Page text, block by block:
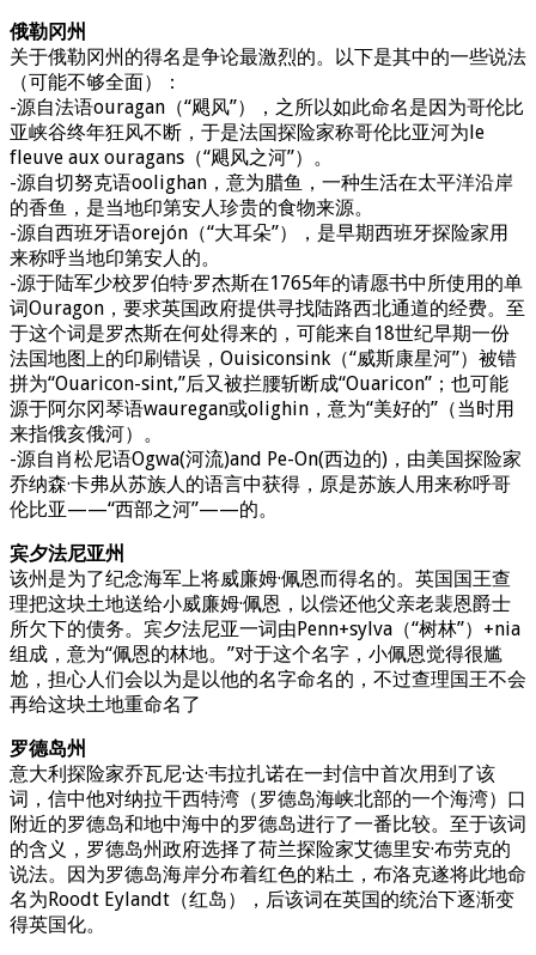
俄勒冈州
关于俄勒冈州的得名是争论最激烈的。以下是其中的一些说法
（可能不够全面）：
-源自法语ouragan（“飓风”），之所以如此命名是因为哥伦比
亚峡谷终年狂风不断，于是法国探险家称哥伦比亚河为le
fleuve aux ouragans（“飓风之河”）。
-源自切努克语oolighan，意为腊鱼，一种生活在太平洋沿岸
的香鱼，是当地印第安人珍贵的食物来源。
-源自西班牙语orejón（“大耳朵”），是早期西班牙探险家用
来称呼当地印第安人的。
-源于陆军少校罗伯特·罗杰斯在1765年的请愿书中所使用的单
词Ouragon，要求英国政府提供寻找陆路西北通道的经费。至
于这个词是罗杰斯在何处得来的，可能来自18世纪早期一份
法国地图上的印刷错误，Ouisiconsink（“威斯康星河”）被错
拼为“Ouaricon-sint,”后又被拦腰斩断成“Ouaricon”；也可能
源于阿尔冈琴语wauregan或olighin，意为“美好的”（当时用
来指俄亥俄河）。
-源自肖松尼语Ogwa(河流)and Pe-On(西边的)，由美国探险家
乔纳森·卡弗从苏族人的语言中获得，原是苏族人用来称呼哥
伦比亚——“西部之河”——的。
宾夕法尼亚州
该州是为了纪念海军上将威廉姆·佩恩而得名的。英国国王查
理把这块土地送给小威廉姆·佩恩，以偿还他父亲老裴恩爵士
所欠下的债务。宾夕法尼亚一词由Penn+sylva（“树林”）+nia
组成，意为“佩恩的林地。”对于这个名字，小佩恩觉得很尴
尬，担心人们会以为是以他的名字命名的，不过查理国王不会
再给这块土地重命名了
罗德岛州
意大利探险家乔瓦尼·达·韦拉扎诺在一封信中首次用到了该
词，信中他对纳拉干西特湾（罗德岛海峡北部的一个海湾）口
附近的罗德岛和地中海中的罗德岛进行了一番比较。至于该词
的含义，罗德岛州政府选择了荷兰探险家艾德里安·布劳克的
说法。因为罗德岛海岸分布着红色的粘土，布洛克遂将此地命
名为Roodt Eylandt（红岛），后该词在英国的统治下逐渐变
得英国化。